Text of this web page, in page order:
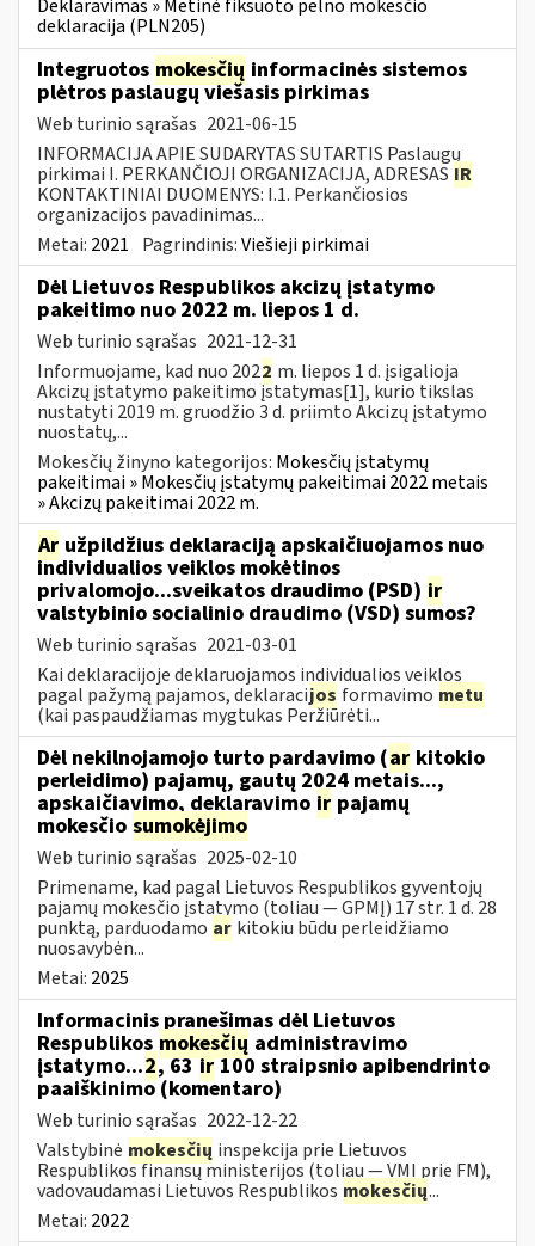
Deklaravimas » Metinė fiksuoto pelno mokesčio
deklaracija (PLN205)
Integruotos mokesčių informacinės sistemos
plėtros paslaugų viešasis pirkimas
Web turinio sąrašas 2021-06-15
INFORMACIJA APIE SUDARYTAS SUTARTIS Paslaugų
pirkimai I. PERKANČIOJI ORGANIZACIJA, ADRESAS IR
KONTAKTINIAI DUOMENYS: I.1. Perkančiosios
organizacijos pavadinimas...
Metai: 2021 Pagrindinis:Viešieji pirkimai
Dėl Lietuvos Respublikos akcizų įstatymo
pakeitimo nuo 2022 m. liepos 1 d.
Web turinio sąrašas 2021-12-31
Informuojame, kad nuo 2022 m. liepos 1 d. įsigalioja
Akcizų įstatymo pakeitimo įstatymas[1], kurio tikslas
nustatyti 2019 m. gruodžio 3 d. priimto Akcizų įstatymo
nuostatų,...
Mokesčių žinyno kategorijos: Mokesčių įstatymų
pakeitimai » Mokesčių įstatymų pakeitimai 2022 metais
» Akcizų pakeitimai 2022 m.
Ar užpildžius deklaraciją apskaičiuojamos nuo
individualios veiklos mokėtinos
privalomojo...sveikatos draudimo (PSD) ir
valstybinio socialinio draudimo (VSD) sumos?
Web turinio sąrašas 2021-03-01
Kai deklaracijoje deklaruojamos individualios veiklos
pagal pažymą pajamos, deklaracijos formavimo metu
(kai paspaudžiamas mygtukas Peržiūrėti...
Dėl nekilnojamojo turto pardavimo (ar kitokio
perleidimo) pajamų, gautų 2024 metais...,
apskaičiavimo, deklaravimo ir pajamų
mokesčio sumokėjimo
Web turinio sąrašas 2025-02-10
Primename, kad pagal Lietuvos Respublikos gyventojų
pajamų mokesčio įstatymo (toliau — GPMĮ) 17 str. 1 d. 28
punktą, parduodamo ar kitokiu būdu perleidžiamo
nuosavybėn...
Metai: 2025
Informacinis pranešimas dėl Lietuvos
Respublikos mokesčių administravimo
įstatymo...2, 63ir100 straipsnio apibendrinto
paaiškinimo (komentaro)
Web turinio sąrašas 2022-12-22
Valstybinė mokesčių inspekcija prie Lietuvos
Respublikos finansų ministerijos (toliau — VMI prie FM),
vadovaudamasi Lietuvos Respublikos mokesčių...
Metai: 2022